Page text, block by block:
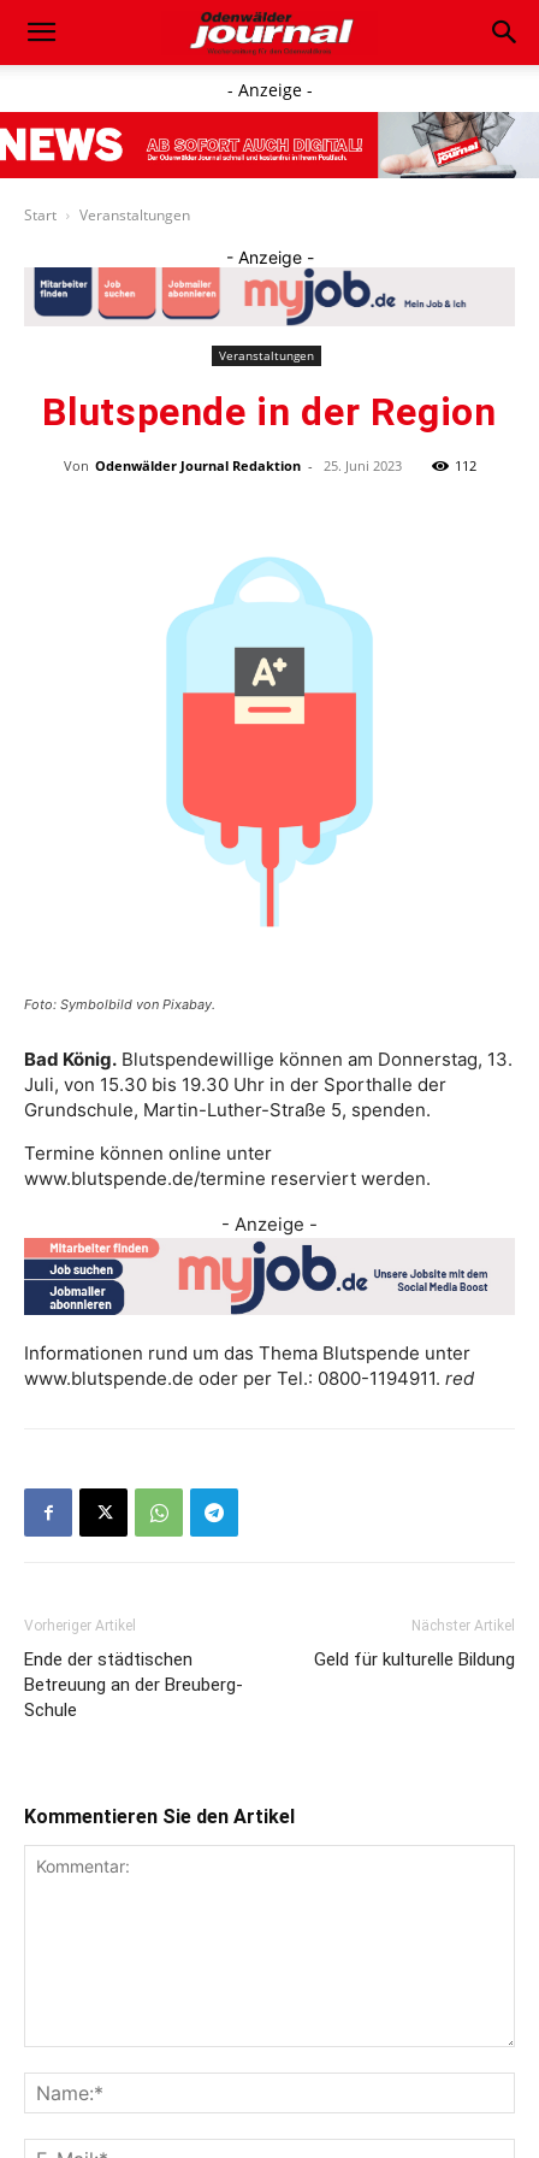
- Anzeige -
Start Veranstaltungen
- Anzeige -
Veranstaltungen
Blutspende in der Region
Von Odenwälder Journal Redaktion - 25. Juni 2023 112
Foto: Symbolbild von Pixabay.
Bad König. Blutspendewillige können am Donnerstag, 13.
Juli, von 15.30 bis 19.30 Uhr in der Sporthalle der
Grundschule, Martin-Luther-Straße 5, spenden.
Termine können online unter
www.blutspende.de/termine reserviert werden.
- Anzeige -
Informationen rund um das Thema Blutspende unter
www.blutspende.de oder per Tel.: 0800-1194911. red
Vorheriger Artikel
Ende der städtischen
Betreuung an der Breuberg-
Schule
Nächster Artikel
Geld für kulturelle Bildung
Kommentieren Sie den Artikel